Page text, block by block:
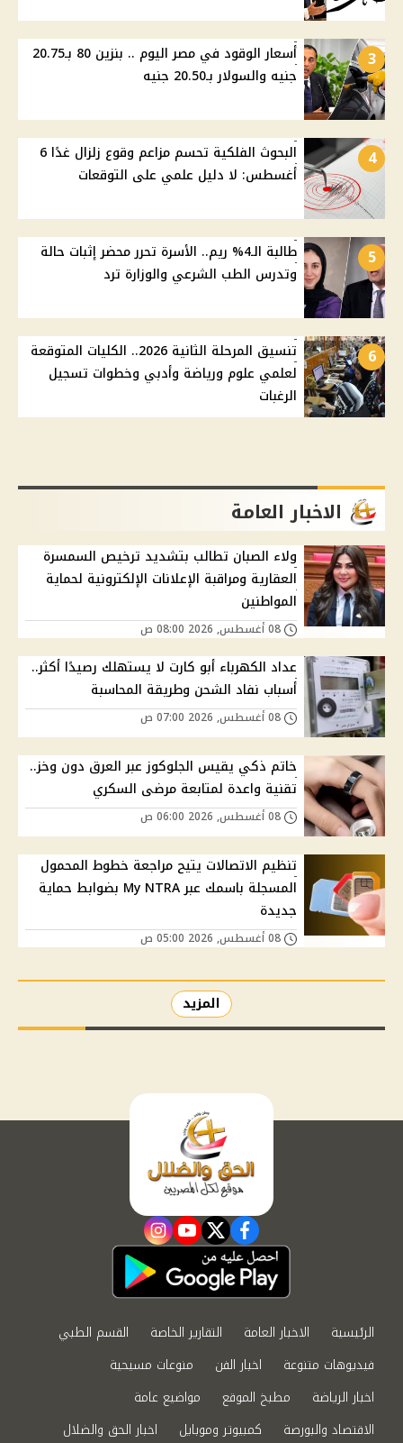
3
أسعار الوقود في مصر اليوم .. بنزين 80 بـ20.75
جنيه والسولار بـ20.50 جنيه
4
البحوث الفلكية تحسم مزاعم وقوع زلزال غدًا 6
أغسطس: لا دليل علمي على التوقعات
5
طالبة الـ4% ريم.. الأسرة تحرر محضر إثبات حالة
وتدرس الطب الشرعي والوزارة ترد
6
تنسيق المرحلة الثانية 2026.. الكليات المتوقعة
لعلمي علوم ورياضة وأدبي وخطوات تسجيل
الرغبات
الاخبار العامة
ولاء الصبان تطالب بتشديد ترخيص السمسرة
العقارية ومراقبة الإعلانات الإلكترونية لحماية
المواطنين
عداد الكهرباء أبو كارت لا يستهلك رصيدًا أكثر..
أسباب نفاد الشحن وطريقة المحاسبة
خاتم ذكي يقيس الجلوكوز عبر العرق دون وخز..
تقنية واعدة لمتابعة مرضى السكري
تنظيم الاتصالات يتيح مراجعة خطوط المحمول
المسجلة باسمك عبر My NTRA بضوابط حماية
جديدة
المزيد
facebook
twitter
youtube
instagram
الرئيسية الاخبار العامة التقارير الخاصة
القسم الطبي
فيديوهات متنوعة
اخبار الفن
منوعات مسيحية
اخبار الرياضة
مطبخ الموقع
مواضيع عامة
الاقتصاد والبورصة
كمبيوتر وموبايل اخبار الحق والضلال